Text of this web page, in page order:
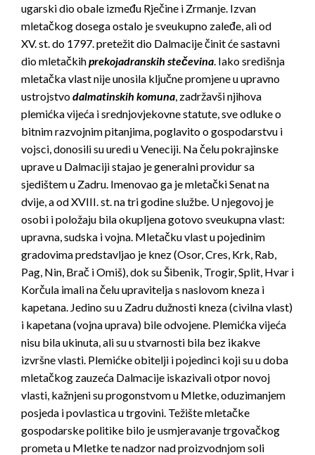
ugarski dio obale između Rječine i Zrmanje. Izvan
mletačkog dosega ostalo je sveukupno zaleđe, ali od
XV. st. do 1797. pretežit dio Dalmacije činit će sastavni
dio mletačkihprekojadranskih stečevina . Iako središnja
mletačka vlast nije unosila ključne promjene u upravno
ustrojstvodalmatinskih komuna , zadržavši njihova
plemićka vijeća i srednjovjekovne statute, sve odluke o
bitnim razvojnim pitanjima, poglavito o gospodarstvu i
vojsci, donosili su uredi u Veneciji. Na čelu pokrajinske
uprave u Dalmaciji stajao je generalni providur sa
sjedištem u Zadru. Imenovao ga je mletački Senat na
dvije, a od XVIII. st. na tri godine službe. U njegovoj je
osobi i položaju bila okupljena gotovo sveukupna vlast:
upravna, sudska i vojna. Mletačku vlast u pojedinim
gradovima predstavljao je knez (Osor, Cres, Krk, Rab,
Pag, Nin, Brač i Omiš), dok su Šibenik, Trogir, Split, Hvar i
Korčula imali na čelu upravitelja s naslovom kneza i
kapetana. Jedino su u Zadru dužnosti kneza (civilna vlast)
i kapetana (vojna uprava) bile odvojene. Plemićka vijeća
nisu bila ukinuta, ali su u stvarnosti bila bez ikakve
izvršne vlasti. Plemićke obitelji i pojedinci koji su u doba
mletačkog zauzeća Dalmacije iskazivali otpor novoj
vlasti, kažnjeni su progonstvom u Mletke, oduzimanjem
posjeda i povlastica u trgovini. Težište mletačke
gospodarske politike bilo je usmjeravanje trgovačkog
prometa u Mletke te nadzor nad proizvodnjom soli